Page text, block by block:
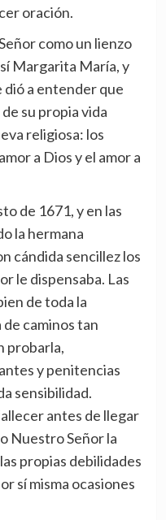
oración.
como un lienzo
Margarita María, y
a entender que
su propia vida
religiosa: los
a Dios y el amor a
de 1671, y en las
la hermana
cándida sencillez los
le dispensaba. Las
de toda la
caminos tan
probarla,
y penitencias
sensibilidad.
antes de llegar
Nuestro Señor la
propias debilidades
sí misma ocasiones